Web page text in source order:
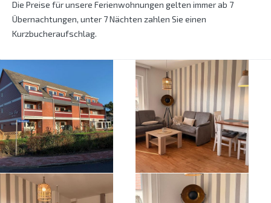
Die Preise für unsere Ferienwohnungen gelten immer ab 7
Übernachtungen, unter 7 Nächten zahlen Sie einen
Kurzbucheraufschlag.